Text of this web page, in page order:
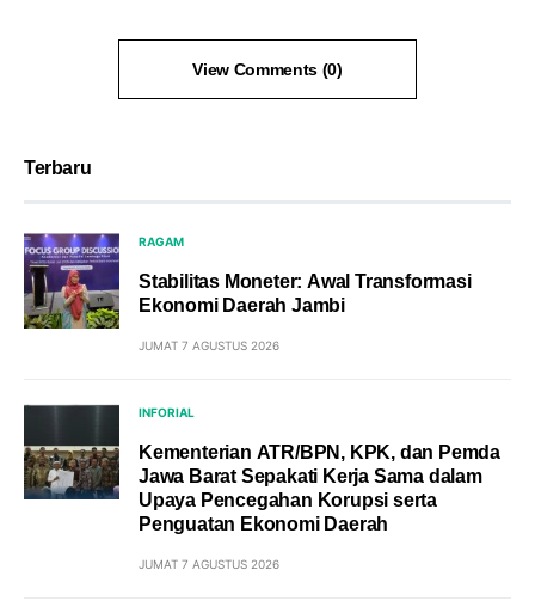
View Comments (0)
Terbaru
RAGAM
Stabilitas Moneter: Awal Transformasi
Ekonomi Daerah Jambi
JUMAT 7 AGUSTUS 2026
INFORIAL
Kementerian ATR/BPN, KPK, dan Pemda
Jawa Barat Sepakati Kerja Sama dalam
Upaya Pencegahan Korupsi serta
Penguatan Ekonomi Daerah
JUMAT 7 AGUSTUS 2026